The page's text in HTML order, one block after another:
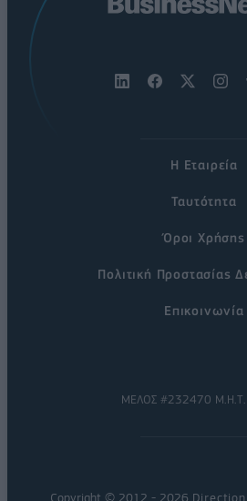
Η Εταιρεία
Ταυτότητα
Όροι Χρήσης
Πολιτική Προστασίας
Επικοινωνία
ΜΕΛΟΣ #232470 Μ.Η.Τ.
Copyright © 2012 - 2026